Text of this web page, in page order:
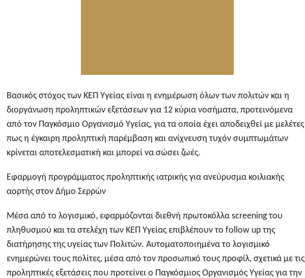
Βασικός στόχος των ΚΕΠ Υγείας είναι η ενημέρωση όλων των πολιτών και η
διοργάνωση προληπτικών εξετάσεων για 12 κύρια νοσήματα, προτεινόμενα
από τον Παγκόσμιο Οργανισμό Υγείας, για τα οποία έχει αποδειχθεί με μελέτες
πως η έγκαιρη προληπτική παρέμβαση και ανίχνευση τυχόν συμπτωμάτων
κρίνεται αποτελεσματική και μπορεί να σώσει ζωές.
Εφαρμογή προγράμματος προληπτικής ιατρικής για ανεύρυσμα κοιλιακής
αορτής στον Δήμο Σερρών
Μέσα από το λογισμικό, εφαρμόζονται διεθνή πρωτοκόλλα screening του
πληθυσμού και τα στελέχη των ΚΕΠ Υγείας επιβλέπουν το follow up της
διατήρησης της υγείας των Πολιτών. Αυτοματοποιημένα το λογισμικό
ενημερώνει τους πολίτες, μέσα από τον προσωπικό τους προφίλ, σχετικά με τις
προληπτικές εξετάσεις που προτείνει ο Παγκόσμιος Οργανισμός Υγείας για την